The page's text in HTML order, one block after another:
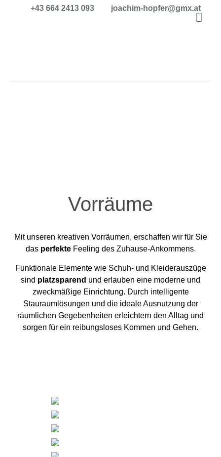
+43 664 2413 093 joachim-hopfer@gmx.at
Vorräume
Mit unseren kreativen Vorräumen, erschaffen wir für Sie
das perfekteFeeling des Zuhause-Ankommens.
Funktionale Elemente wie Schuh- und Kleiderauszüge
sind platzsparend und erlauben eine moderne und
zweckmäßige Einrichtung. Durch intelligente
Stauraumlösungen und die ideale Ausnutzung der
räumlichen Gegebenheiten erleichtern den Alltag und
sorgen für ein reibungsloses Kommen und Gehen.